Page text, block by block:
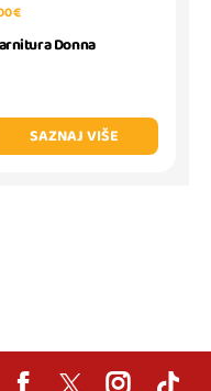
€
Donna
SAZNAJ VIŠE